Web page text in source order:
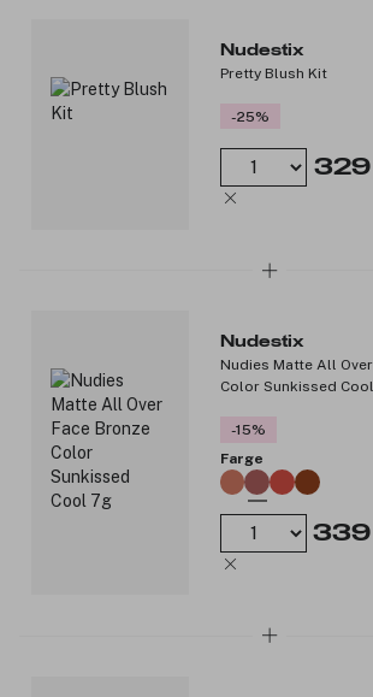
3225258Nudestix
Pretty Blush Kit
-25%
329
Nudestix
Nudies Matte All
Color Sunkissed
-15%
Farge
339